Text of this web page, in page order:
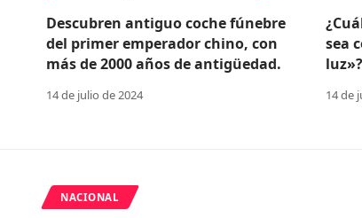
Descubren antiguo coche fúnebre
del primer emperador chino, con
más de 2000 años de antigüedad.
14 de julio de 2024
sea
luz»?
14 de
NACIONAL